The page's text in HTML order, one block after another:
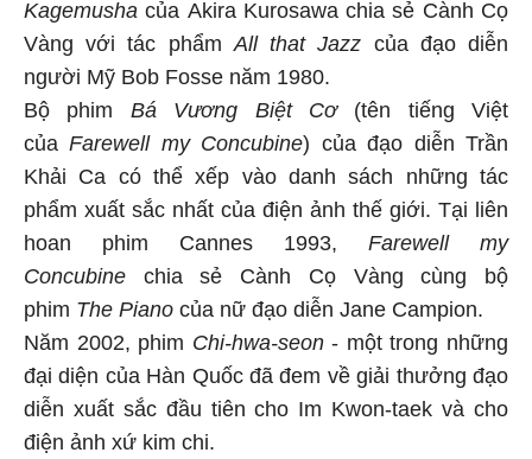
Kagemushacủa Akira Kurosawa chia sẻ Cành Cọ
Vàng với tác phẩm All that Jazz của đạo diễn
người Mỹ Bob Fosse năm 1980.
Bộ phim Bá Vương Biệt Cơ(tên tiếng Việt
củaFarewell my Concubine) của đạo diễn Trần
Khải Ca có thể xếp vào danh sách những tác
phẩm xuất sắc nhất của điện ảnh thế giới. Tại liên
hoan phim Cannes 1993, Farewell my
Concubine chia sẻ Cành Cọ Vàng cùng bộ
phim The Piano của nữ đạo diễn Jane Campion.
Năm 2002, phim Chi-hwa-seon- một trong những
đại diện của Hàn Quốc đã đem về giải thưởng đạo
diễn xuất sắc đầu tiên cho Im Kwon-taek và cho
điện ảnh xứ kim chi.